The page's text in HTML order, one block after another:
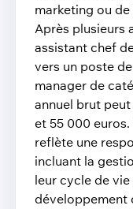
marketing ou
Après plusieurs
assistant chef
vers un poste
manager de
annuel brut
et 55 000
reflète une
incluant la
leur cycle de
développement